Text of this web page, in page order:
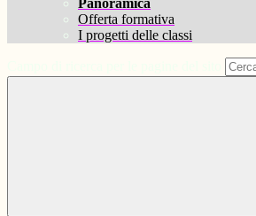
Panoramica
Offerta formativa
I progetti delle classi